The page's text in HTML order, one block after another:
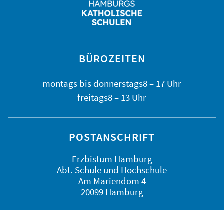
BÜROZEITEN
montags bis donnerstags8 – 17 Uhr
freitags8 – 13 Uhr
POSTANSCHRIFT
Erzbistum Hamburg
Abt. Schule und Hochschule
Am Mariendom 4
20099 Hamburg